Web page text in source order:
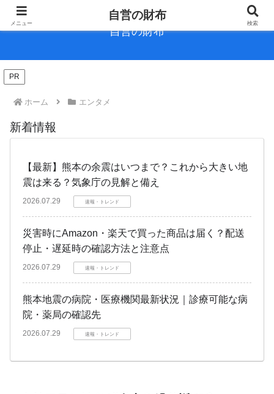
自営の財布
PR
ホーム エンタメ
新着情報
【最新】熊本の余震はいつまで？これから大きい地
震は来る？気象庁の見解と備え
2026.07.29 速報・トレンド
災害時にAmazon・楽天で買った商品は届く？配送
停止・遅延時の確認方法と注意点
2026.07.29 速報・トレンド
熊本地震の病院・医療機関最新状況｜診療可能な病
院・薬局の確認先
2026.07.29 速報・トレンド
メニュー
自営の財布
検索